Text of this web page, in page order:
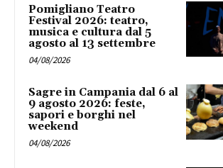
Pomigliano Teatro
Festival 2026: teatro,
musica e cultura dal 5
agosto al 13 settembre
04/08/2026
Sagre in Campania dal 6 al
9 agosto 2026: feste,
sapori e borghi nel
weekend
04/08/2026